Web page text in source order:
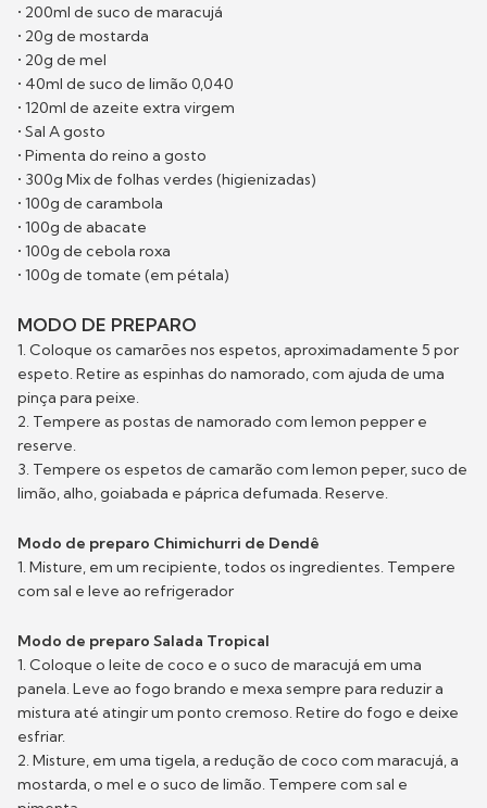
• 200ml de suco de maracujá
• 20g de mostarda
• 20g de mel
• 40ml de suco de limão 0,040
• 120ml de azeite extra virgem
• Sal A gosto
• Pimenta do reino a gosto
• 300g Mix de folhas verdes (higienizadas)
• 100g de carambola
• 100g de abacate
• 100g de cebola roxa
• 100g de tomate (em pétala)
MODO DE PREPARO
1. Coloque os camarões nos espetos, aproximadamente 5 por
espeto. Retire as espinhas do namorado, com ajuda de uma
pinça para peixe.
2. Tempere as postas de namorado com lemon pepper e
reserve.
3. Tempere os espetos de camarão com lemon peper, suco de
limão, alho, goiabada e páprica defumada. Reserve.
Modo de preparo Chimichurri de Dendê
1. Misture, em um recipiente, todos os ingredientes. Tempere
com sal e leve ao refrigerador
Modo de preparo Salada Tropical
1. Coloque o leite de coco e o suco de maracujá em uma
panela. Leve ao fogo brando e mexa sempre para reduzir a
mistura até atingir um ponto cremoso. Retire do fogo e deixe
esfriar.
2. Misture, em uma tigela, a redução de coco com maracujá, a
mostarda, o mel e o suco de limão. Tempere com sal e